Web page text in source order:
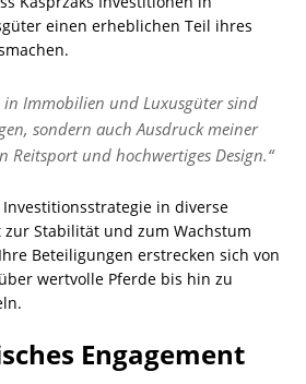
einen erheblichen Teil ihres
in Immobilien und Luxusgüter sind
sondern auch Ausdruck meiner
Reitsport und hochwertiges Design.“
in diverse
Stabilität und zum Wachstum
Beteiligungen erstrecken sich von
wertvolle Pferde bis hin zu
Engagement